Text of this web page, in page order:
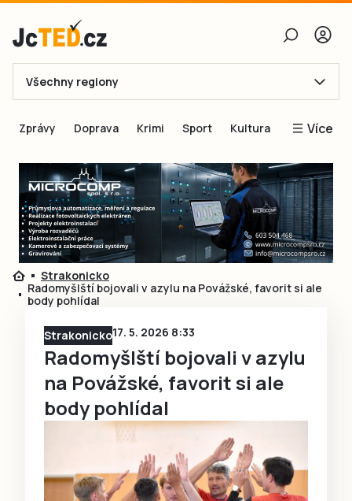
E-mail
Obnovit heslo
Přihlásit se
Přihlásit se přes Facebook
Ještě nemám účet, chci seRegistrovat
Všechny regiony
Zprávy Doprava Krimi Sport Kultura Více
Blogy
Inspirace
Čtenáři píší
Speciální přílohy
Inzerce
Strakonicko
Radomyšlští bojovali v azylu na Povážské, favorit si ale
body pohlídal
Strakonicko17. 5. 2026 8:33
Radomyšlští bojovali v azylu
na Povážské, favorit si ale
body pohlídal